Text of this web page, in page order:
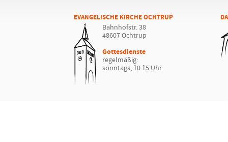
EVANGELISCHE KIRCHE OCHTRUP
Bahnhofstr. 38
48607 Ochtrup
Gottesdienste
regelmäßig:
sonntags, 10.15 Uhr